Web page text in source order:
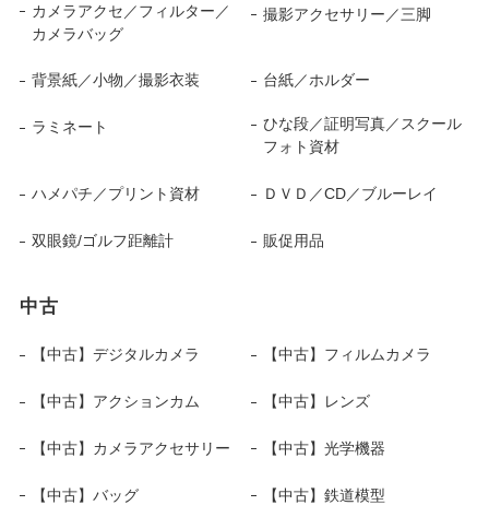
カメラアクセ／フィルター／
カメラバッグ
撮影アクセサリー／三脚
背景紙／小物／撮影衣装 台紙／ホルダー
ラミネート
ひな段／証明写真／スクール
フォト資材
ハメパチ／プリント資材 ＤＶＤ／CD／ブルーレイ
双眼鏡/ゴルフ距離計 販促用品
中古
【中古】デジタルカメラ 【中古】フィルムカメラ
【中古】アクションカム 【中古】レンズ
【中古】カメラアクセサリー 【中古】光学機器
【中古】バッグ 【中古】鉄道模型